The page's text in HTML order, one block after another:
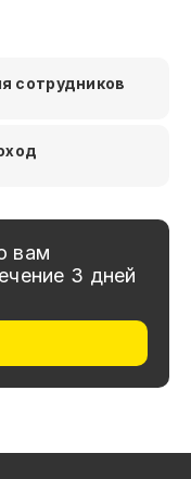
сотрудников
вам
3 дней